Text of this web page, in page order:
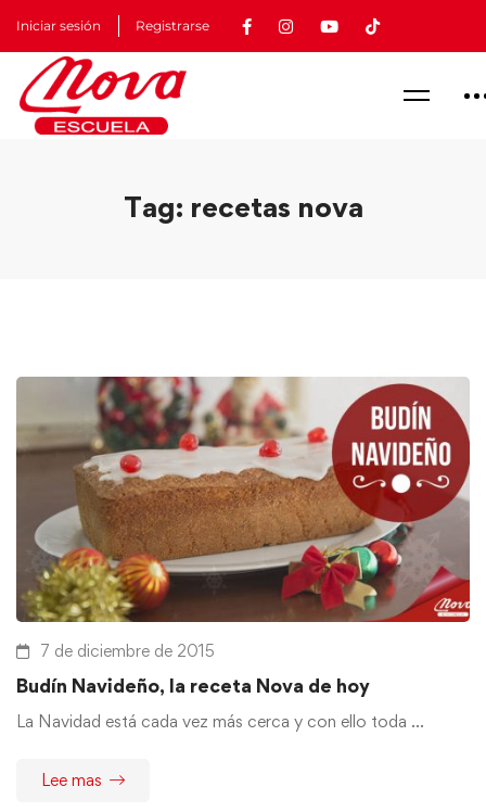
Iniciar sesión Registrarse
Tag: recetas nova
7 de diciembre de 2015
Budín Navideño, la receta Nova de hoy
La Navidad está cada vez más cerca y con ello toda …
Lee mas